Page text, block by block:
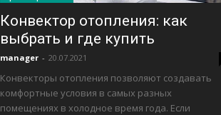
Конвектор отопления: как
выбрать и где купить
manager - 20.07.2021
Конвекторы отопления позволяют создавать
комфортные условия в самых разных
помещениях в холодное время года. Если